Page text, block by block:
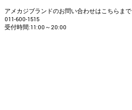
アメカジブランドのお問い合わせはこちらまで
011-600-1515
受付時間:11:00～20:00